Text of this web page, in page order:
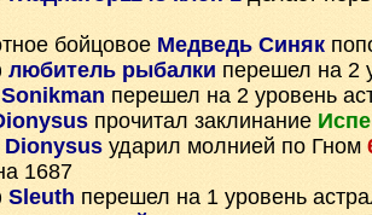
бойцовое Медведь Синяк
любитель рыбалки перешел на 2
Sonikman перешел на 2 уровень
прочитал заклинание
Dionysus ударил молнией по Гном
1687
Sleuth перешел на 1 уровень